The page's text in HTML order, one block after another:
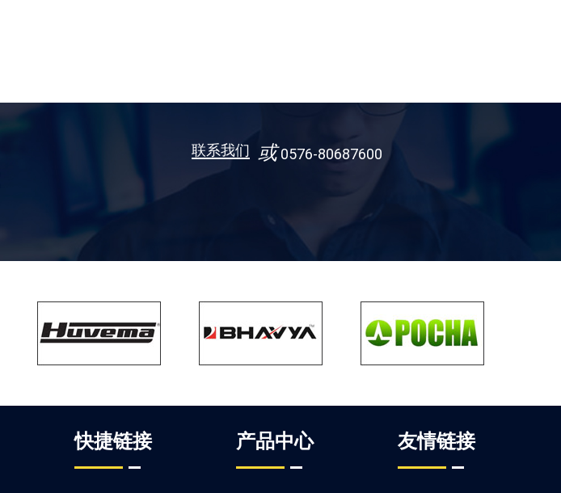
联系我们 或 0576-80687600
快捷链接 产品中心 友情链接